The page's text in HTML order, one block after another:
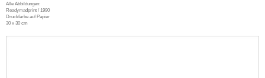
Alle Abbildungen:
Readymadprint / 1990
Druckfarbe auf Papier
30 x 30 cm